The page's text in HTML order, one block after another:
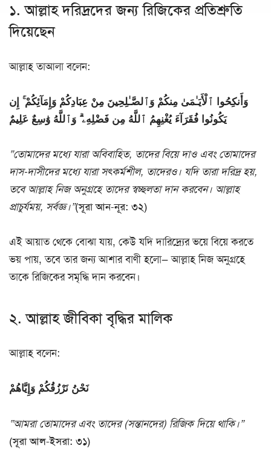
১. আল্লাহ দরিদ্রদের জন্য রিজিকের প্রতিশ্রুতি
দিয়েছেন
আল্লাহ তাআলা বলেন:
وَأَنكِحُوا ٱلْأَيَـٰمَىٰ مِنكُمْ وَٱلصَّـٰلِحِينَ مِنْ عِبَادِكُمْ وَإِمَآئِكُمْ ۚ إِن
يَكُونُوا فُقَرَآءَ يُغْنِهِمُ ٱللَّهُ مِن فَضْلِهِۦ ۗ وَٱللَّهُ وَٰسِعٌ عَلِيمٌ
“তোমাদের মধ্যে যারা অবিবাহিত, তাদের বিয়ে দাও এবং তোমাদের
দাস-দাসীদের মধ্যে যারা সৎকর্মশীল, তাদেরও। যদি তারা দরিদ্র হয়,
তবে আল্লাহ নিজ অনুগ্রহে তাদের স্বচ্ছলতা দান করবেন। আল্লাহ
প্রাচুর্যময়, সর্বজ্ঞ।”(সূরা আন-নূর: ৩২)
এই আয়াত থেকে বোঝা যায়, কেউ যদি দারিদ্র্যের ভয়ে বিয়ে করতে
ভয় পায়, তবে তার জন্য আশার বাণী হলো— আল্লাহ নিজ অনুগ্রহে
তাকে রিজিকের সমৃদ্ধি দান করবেন।
২. আল্লাহ জীবিকা বৃদ্ধির মালিক
আল্লাহ বলেন:
نَحْنُ نَرْزُقُكُمْ وَإِيَّاهُمْ
“আমরা তোমাদের এবং তাদের (সন্তানদের) রিজিক দিয়ে থাকি।”
(সূরা আল-ইসরা: ৩১)